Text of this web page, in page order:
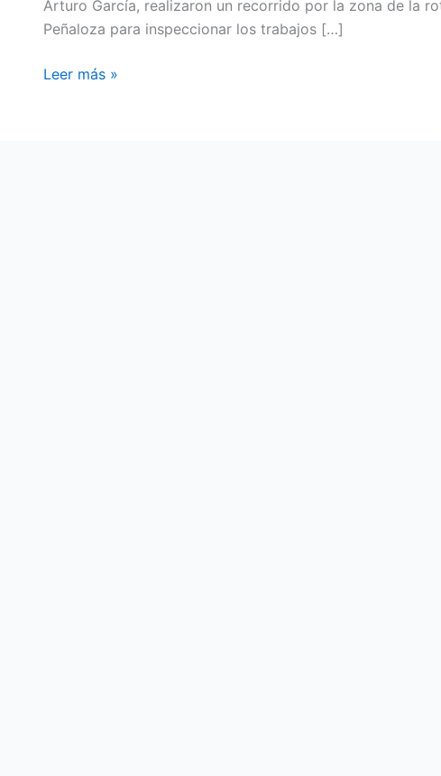
Arturo García, realizaron un recorrido por la zona de la
Peñaloza para inspeccionar los trabajos […]
LA
ROTONDA
AL
Leer más »